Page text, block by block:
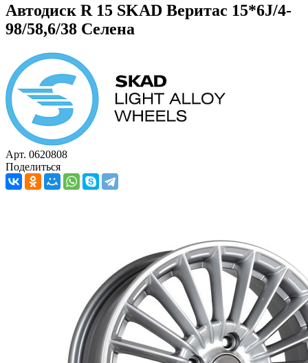
Автодиск R 15 SKAD Веритас 15*6J/4-
98/58,6/38 Селена
Арт. 0620808
Поделиться